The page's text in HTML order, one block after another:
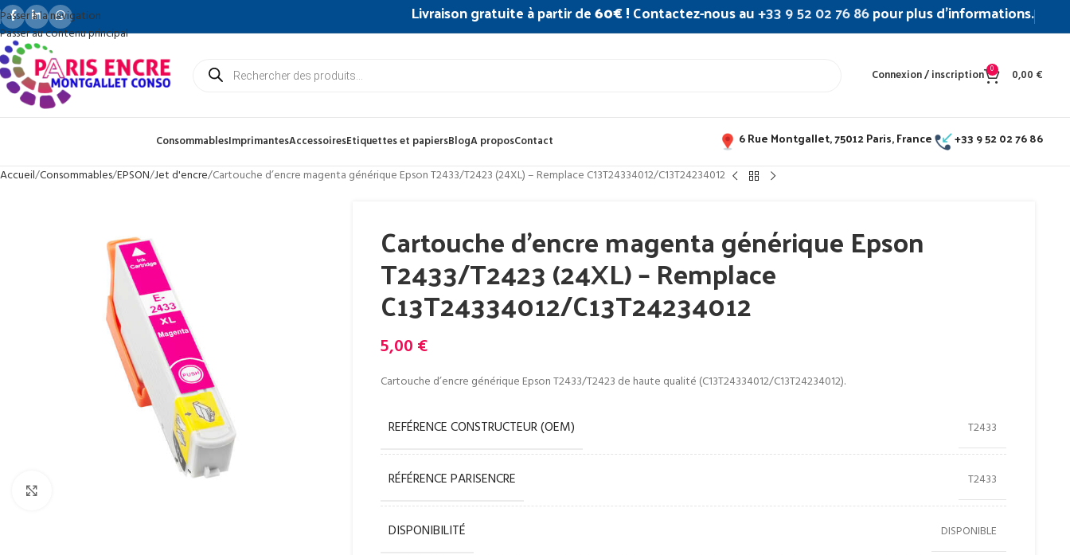
Passer à la navigation
Passer au contenu principal
Livraison gratuite à partir de60€ !Contactez-nous au+33 9 52 02 76 86pour plus d’informations.
Connexion / inscription 0 0,00 €
ConsommablesImprimantesAccessoiresEtiquettes et papiersBlogA proposContact 6 Rue Montgallet, 75012 Paris, France +33 9 52 02 76 86
Accueil Consommables EPSON Jet d'encre Cartouche d’encre magenta générique Epson T2433/T2423 (24XL) – Remplace C13T24334012/C13T24234012
Cartouche d’encre magenta générique Epson
T2433/T2423 (24XL) – Remplace
C13T24334012/C13T24234012
5,00 €
Cartouche d’encre générique Epson T2433/T2423 de haute qualité (C13T24334012/C13T24234012).
REFÉRENCE CONSTRUCTEUR (OEM) T2433
RÉFÉRENCE PARISENCRE T2433
DISPONIBILITÉ DISPONIBLE